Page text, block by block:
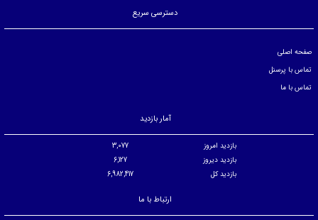
دسترسی سریع
صفحه اصلی
تماس با پرسنل
تماس با ما
آمار بازدید
بازدید امروز
3,077
بازدید دیروز
6,127
بازدید کل
6,982,417
ارتباط با ما